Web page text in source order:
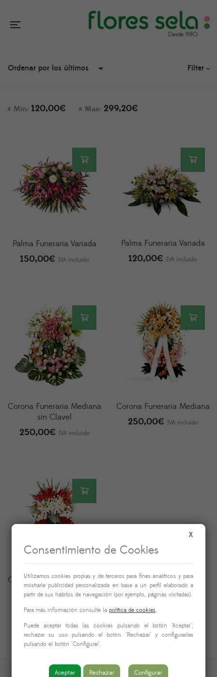
Filter
Min: 120,00€ Max: 299,20€
Palma Funeraria Variada
150,00€ IVA incluido
Palma Funeraria Variada
120,00€ IVA incluido
Corona Funeraria Mediana
sin Clavel
250,00€ IVA incluido
Corona Funeraria Mediana
250,00€ IVA incluido
Corona Funeraria Pequeña
180,00€ IVA incluido
X
Consentimiento de Cookies
Utilizamos cookies propias y de terceros para fines analíticos y para
mostrarle publicidad personalizada en base a un perfil elaborado a
partir de sus hábitos de navegación (por ejemplo, páginas visitadas).
Para más información consulte la política de cookies.
Puede aceptar todas las cookies pulsando el botón "Aceptar",
rechazar su uso pulsando el botón "Rechazar" y configurarlas
pulsando el botón "Configurar".
Aceptar Rechazar Configurar